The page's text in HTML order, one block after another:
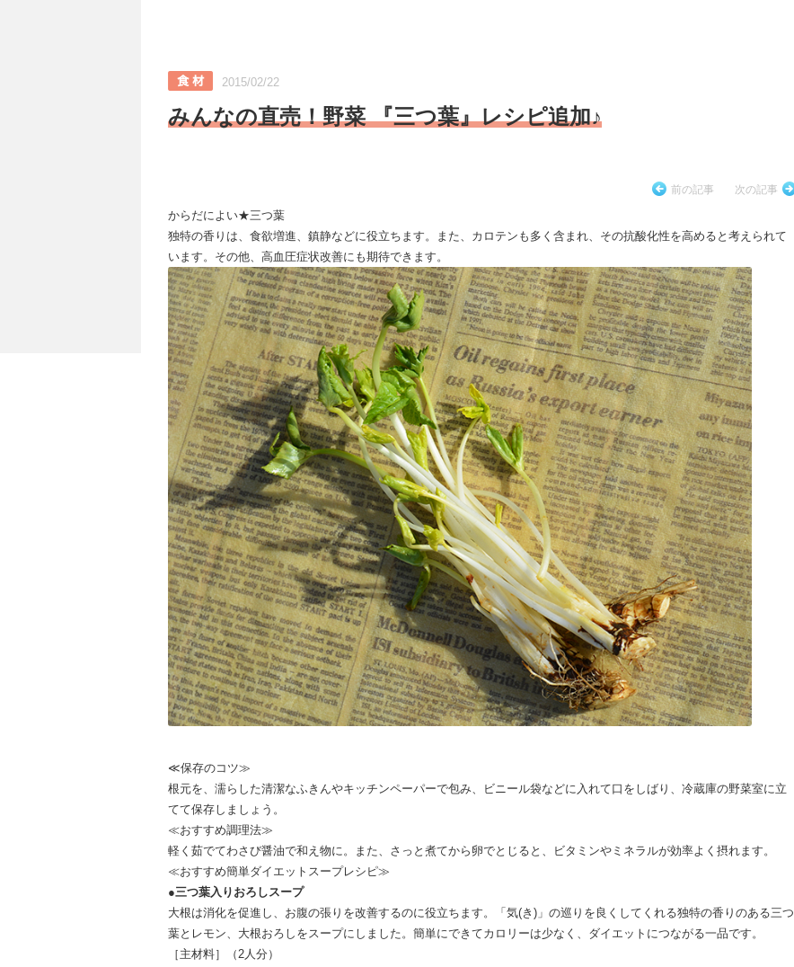
2015/02/22
みんなの直売！野菜 『三つ葉』レシピ追加♪
前の記事 次の記事
からだによい★三つ葉
独特の香りは、食欲増進、鎮静などに役立ちます。また、カロテンも多く含まれ、その抗酸化性を高めると考えられて
います。その他、高血圧症状改善にも期待できます。
≪保存のコツ≫
根元を、濡らした清潔なふきんやキッチンペーパーで包み、ビニール袋などに入れて口をしばり、冷蔵庫の野菜室に立
てて保存しましょう。
≪おすすめ調理法≫
軽く茹でてわさび醤油で和え物に。また、さっと煮てから卵でとじると、ビタミンやミネラルが効率よく摂れます。
≪おすすめ簡単ダイエットスープレシピ≫
●三つ葉入りおろしスープ
大根は消化を促進し、お腹の張りを改善するのに役立ちます。「気(き)」の巡りを良くしてくれる独特の香りのある三つ
葉とレモン、大根おろしをスープにしました。簡単にできてカロリーは少なく、ダイエットにつながる一品です。
［主材料］（2人分）